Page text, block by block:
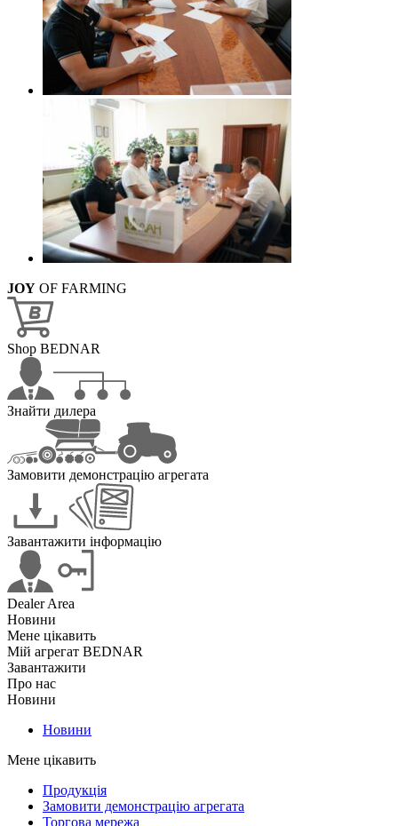
JOY OF FARMING
Shop BEDNAR
Знайти дилера
Замовити демонстрацію агрегата
Завантажити інформацію
Dealer Area
Новини
Мене цікавить
Мій агрегат BEDNAR
Завантажити
Про нас
Новини
Новини
Мене цікавить
Продукція
Замовити демонстрацію агрегата
Торгова мережа